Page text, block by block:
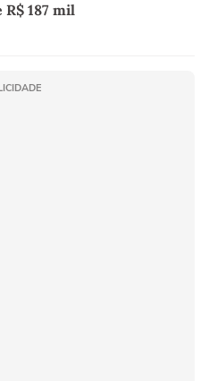
187 mil